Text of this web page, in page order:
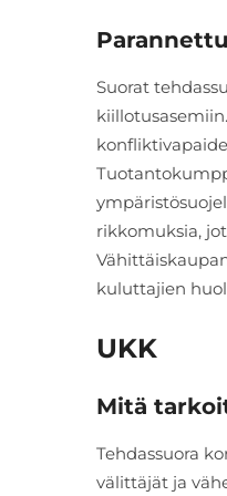
Suorat
rikkomuksia,
kuluttajien
UKK
Mitä
Tehdassuora
välittäjät ja